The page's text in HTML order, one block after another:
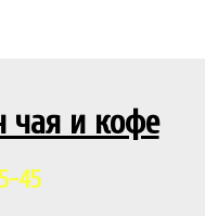
чая и кофе
45